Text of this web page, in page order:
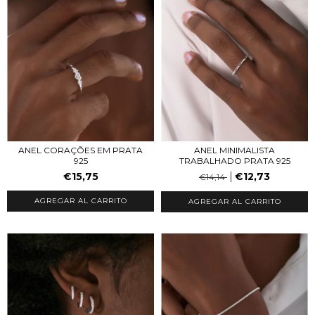
ANEL CORAÇÕES EM PRATA
925
€15,75
AGREGAR AL CARRITO
ANEL MINIMALISTA
TRABALHADO PRATA 925
€14,14
€12,73
AGREGAR AL CARRITO